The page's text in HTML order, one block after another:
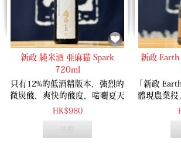
新政 純米酒 亜麻猫 Spark
720ml
只有12%的低酒精版本，強烈的
微炭酸，爽快的酸度，啱曬夏天
飲用！
HK$980
新政 Earth
「新政
體現農業投
全不使用